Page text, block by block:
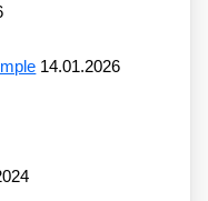
14.01.2026